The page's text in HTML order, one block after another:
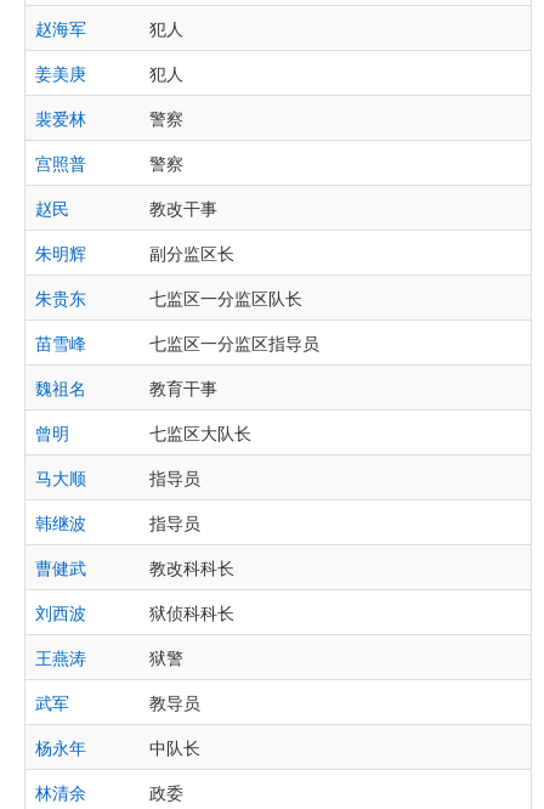
赵海军
犯人
姜美庚
犯人
裴爱林
警察
宫照普
警察
赵民
教改干事
朱明辉
副分监区长
朱贵东
七监区一分监区队长
苗雪峰
七监区一分监区指导员
魏祖名
教育干事
曾明
七监区大队长
马大顺
指导员
韩继波
指导员
曹健武
教改科科长
刘西波
狱侦科科长
王燕涛
狱警
武军
教导员
杨永年
中队长
林清余
政委